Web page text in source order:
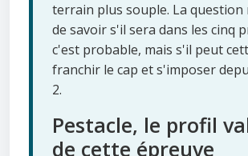
terrain plus souple. La question
de savoir s'il sera dans les cinq
c'est probable, mais s'il peut
franchir le cap et s'imposer
2.
Pestacle, le profil
de cette épreuve